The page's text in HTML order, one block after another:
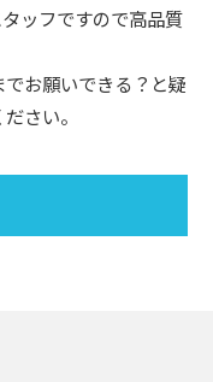
ッフですので高品質
お願いできる？と疑
さい。